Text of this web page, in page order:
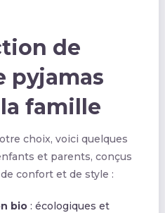
de
pyjamas
famille
choix, voici quelques
et parents, conçus
confort et de style :
bio: écologiques et